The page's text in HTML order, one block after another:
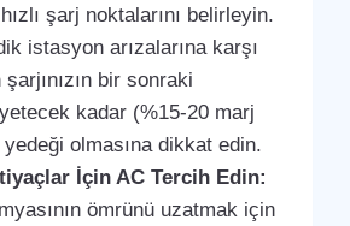
şarj noktalarını belirleyin.
istasyon arızalarına karşı
bir sonraki
kadar (%15-20 marj
yedeği olmasına dikkat edin.
İçin AC Tercih Edin:
ömrünü uzatmak için